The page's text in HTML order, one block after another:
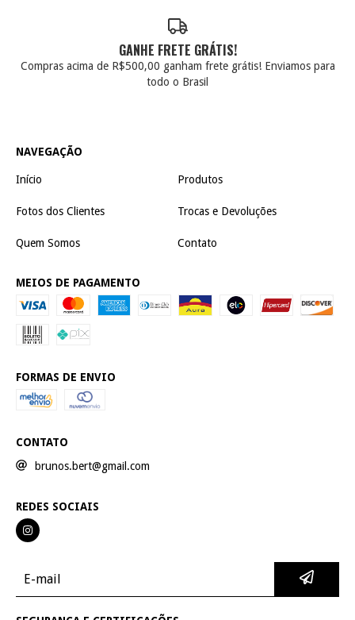
GANHE FRETE GRÁTIS!
Compras acima de R$500,00 ganham frete grátis! Enviamos para
todo o Brasil
NAVEGAÇÃO
Início Produtos
Fotos dos Clientes Trocas e Devoluções
Quem Somos Contato
MEIOS DE PAGAMENTO
FORMAS DE ENVIO
CONTATO
brunos.bert@gmail.com
REDES SOCIAIS